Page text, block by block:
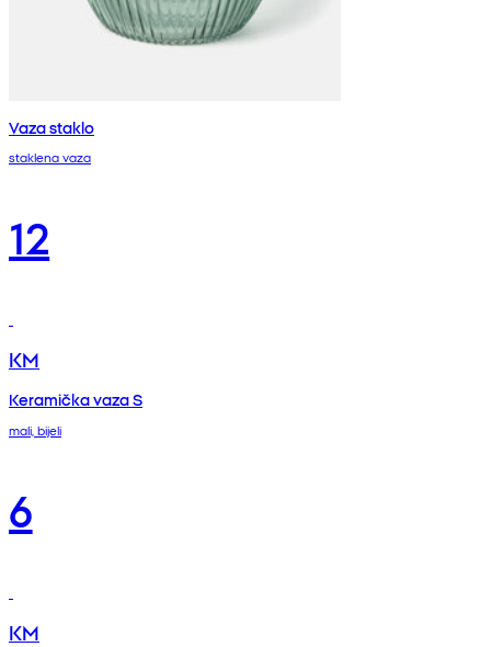
Vaza staklo
staklena vaza
12
KM
Keramička vaza S
mali, bijeli
6
KM